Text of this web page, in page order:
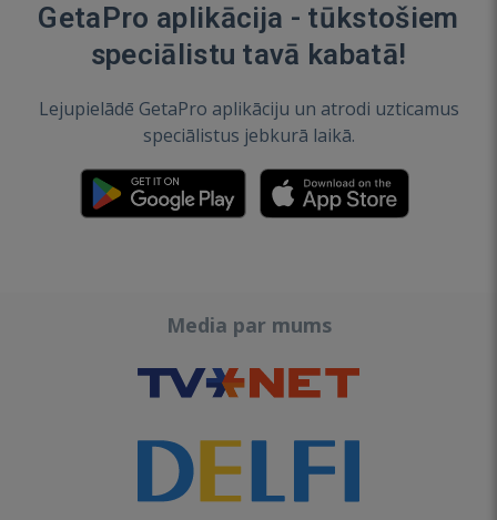
GetaPro aplikācija - tūkstošiem
speciālistu tavā kabatā!
Lejupielādē GetaPro aplikāciju un atrodi uzticamus
speciālistus jebkurā laikā.
Media par mums